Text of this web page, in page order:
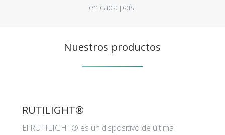
en cada país.
Nuestros productos
RUTILIGHT®
El RUTILIGHT® es un dispositivo de última